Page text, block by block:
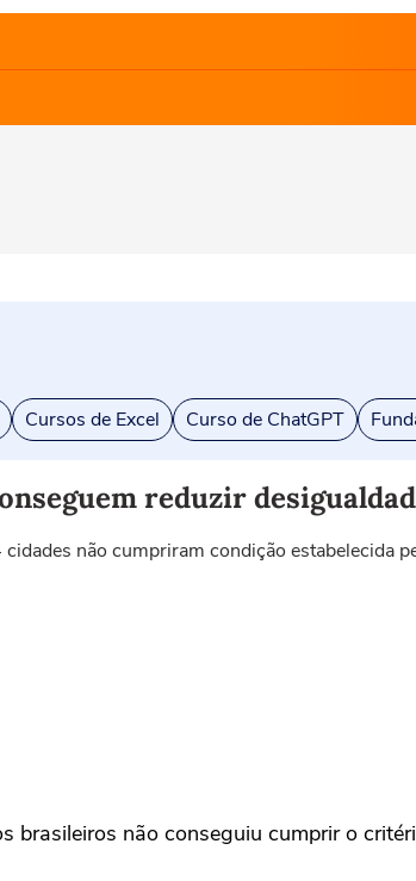
Cursos de Excel Curso de ChatGPT
reduzir
não cumpriram condição
brasileiros não conseguiu cumprir o